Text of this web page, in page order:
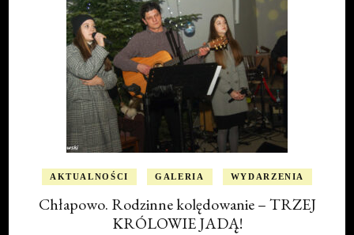
AKTUALNOŚCI GALERIA WYDARZENIA
Chłapowo. Rodzinne kolędowanie – TRZEJ
KRÓLOWIE JADĄ!